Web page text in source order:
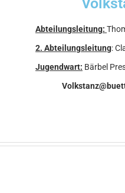
Abteilungsleitung:
2. Abteilungsleitung:
Jugendwart: Bärbel